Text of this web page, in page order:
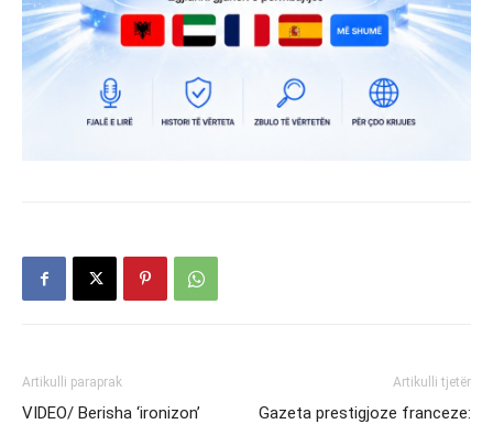
Artikulli paraprak
VIDEO/ Berisha ‘ironizon’
Artikulli tjetër
Gazeta prestigjoze franceze: